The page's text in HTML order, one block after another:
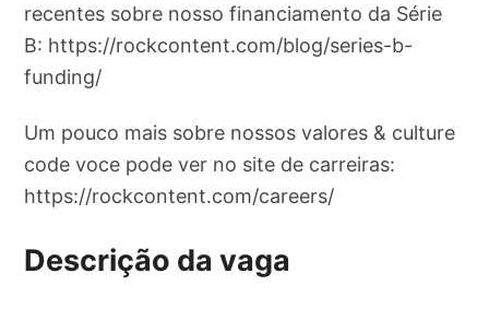
recentes sobre nosso financiamento da Série
B: https://rockcontent.com/blog/series-b-
funding/
Um pouco mais sobre nossos valores & culture
code voce pode ver no site de carreiras:
https://rockcontent.com/careers/
Descrição da vaga